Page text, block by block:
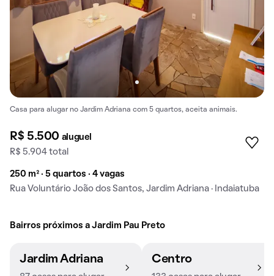
Casa para alugar no Jardim Adriana com 5 quartos, aceita animais.
R$ 5.500 aluguel
R$ 5.904 total
250 m² · 5 quartos · 4 vagas
Rua Voluntário João dos Santos, Jardim Adriana · Indaiatuba
Bairros próximos a Jardim Pau Preto
Jardim Adriana Centro